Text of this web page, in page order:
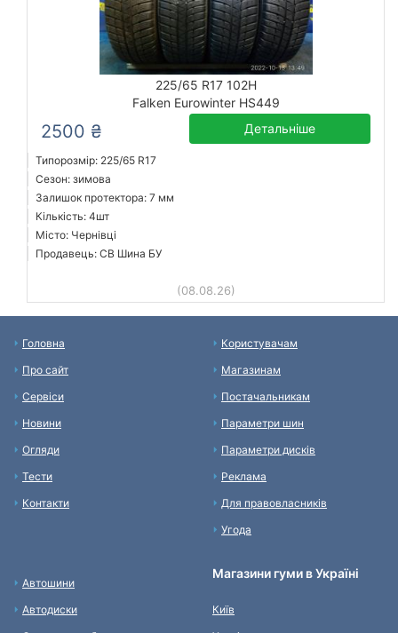
225/65 R17 102H
Falken Eurowinter HS449
2500 ₴ Детальніше
Типорозмір: 225/65 R17
Сезон: зимова
Залишок протектора: 7 мм
Кількість: 4шт
Місто: Чернівці
Продавець: СВ Шина БУ
(08.08.26)
Головна
Про сайт
Сервіси
Новини
Огляди
Тести
Контакти
Користувачам
Магазинам
Постачальникам
Параметри шин
Параметри дисків
Реклама
Для правовласників
Угода
Автошини
Автодиски
Магазини гуми в Україні
Київ